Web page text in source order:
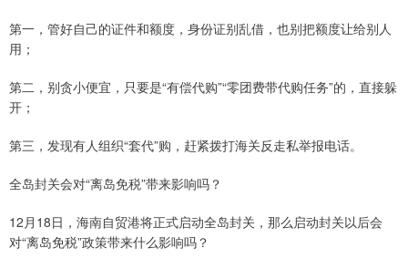
第一，管好自己的证件和额度，身份证别乱借，也别把额度让给别人
用；
第二，别贪小便宜，只要是“有偿代购”“零团费带代购任务”的，直接躲
开；
第三，发现有人组织“套代”购，赶紧拨打海关反走私举报电话。
全岛封关会对“离岛免税”带来影响吗？
12月18日，海南自贸港将正式启动全岛封关，那么启动封关以后会
对“离岛免税”政策带来什么影响吗？